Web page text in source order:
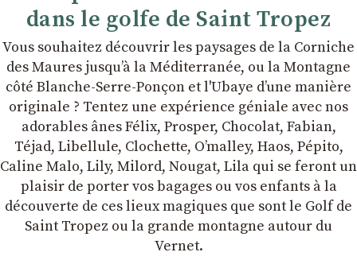
dans le golfe de Saint Tropez
Vous souhaitez découvrir les paysages de la Corniche
des Maures jusqu’à la Méditerranée, ou la Montagne
côté Blanche-Serre-Ponçon et l'Ubaye dʼune manière
originale ? Tentez une expérience géniale avec nos
adorables ânes Félix, Prosper, Chocolat, Fabian,
Téjad, Libellule, Clochette, Oʼmalley, Haos, Pépito,
Caline Malo, Lily, Milord, Nougat, Lila qui se feront un
plaisir de porter vos bagages ou vos enfants à la
découverte de ces lieux magiques que sont le Golf de
Saint Tropez ou la grande montagne autour du
Vernet.